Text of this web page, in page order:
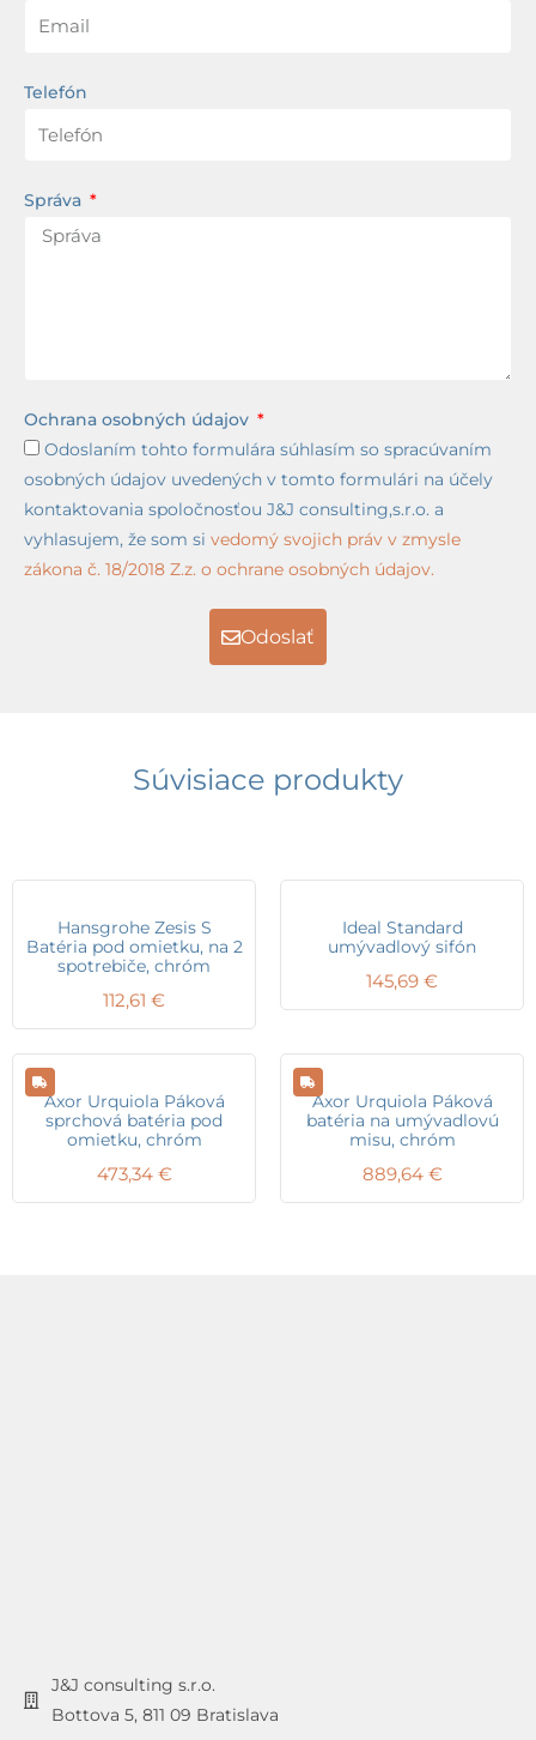
Telefón
Správa
Ochrana osobných údajov
Odoslaním tohto formulára súhlasím so spracúvaním
osobných údajov uvedených v tomto formulári na účely
kontaktovania spoločnosťou J&J consulting,s.r.o. a
vyhlasujem, že som si vedomý svojich práv v zmysle
zákona č. 18/2018 Z.z. o ochrane osobných údajov.
Odoslať
Súvisiace produkty
Hansgrohe Zesis S
Batéria pod omietku, na 2
spotrebiče, chróm
112,61 €
Ideal Standard
umývadlový sifón
145,69 €
Axor Urquiola Páková
sprchová batéria pod
omietku, chróm
473,34 €
Axor Urquiola Páková
batéria na umývadlovú
misu, chróm
889,64 €
J&J consulting s.r.o.
Bottova 5, 811 09 Bratislava